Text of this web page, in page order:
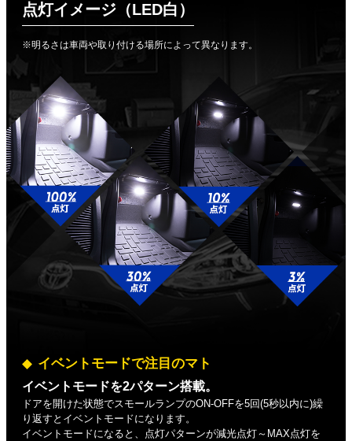
点灯イメージ（LED白）
※明るさは車両や取り付ける場所によって異なります。
イベントモードで注目のマト
イベントモードを2パターン搭載。
ドアを開けた状態でスモールランプのON-OFFを5回(5秒以内に)繰
り返すとイベントモードになります。
イベントモードになると、点灯パターンが減光点灯～MAX点灯を